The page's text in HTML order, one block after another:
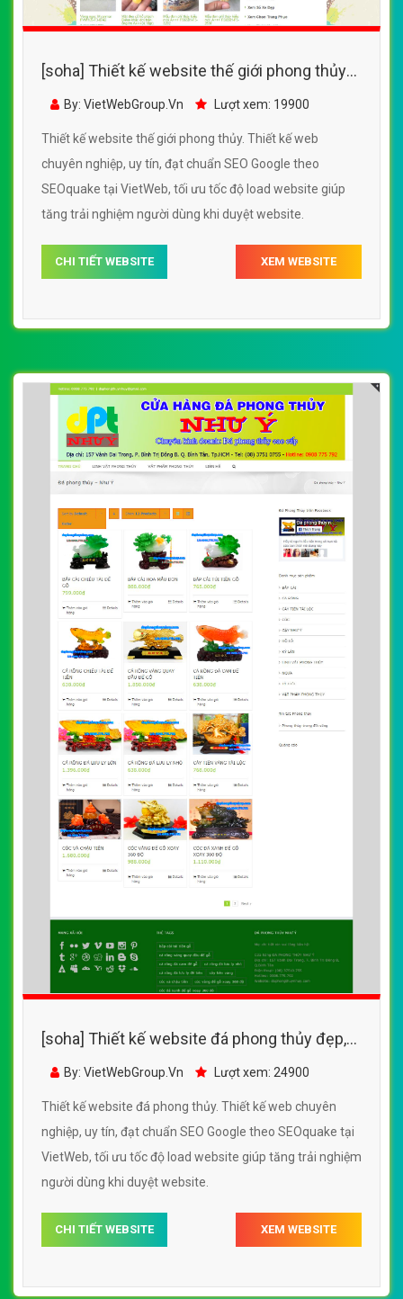
[soha] Thiết kế website thế giới phong thủy
đẹp, chuyên nghiệp chuẩn SEO
By: VietWebGroup.Vn Lượt xem: 19900
Thiết kế website thế giới phong thủy. Thiết kế web
chuyên nghiệp, uy tín, đạt chuẩn SEO Google theo
SEOquake tại VietWeb, tối ưu tốc độ load website giúp
tăng trải nghiệm người dùng khi duyệt website.
CHI TIẾT WEBSITE XEM WEBSITE
[soha] Thiết kế website đá phong thủy đẹp,
chuyên nghiệp chuẩn SEO
By: VietWebGroup.Vn Lượt xem: 24900
Thiết kế website đá phong thủy. Thiết kế web chuyên
nghiệp, uy tín, đạt chuẩn SEO Google theo SEOquake tại
VietWeb, tối ưu tốc độ load website giúp tăng trải nghiệm
người dùng khi duyệt website.
CHI TIẾT WEBSITE XEM WEBSITE